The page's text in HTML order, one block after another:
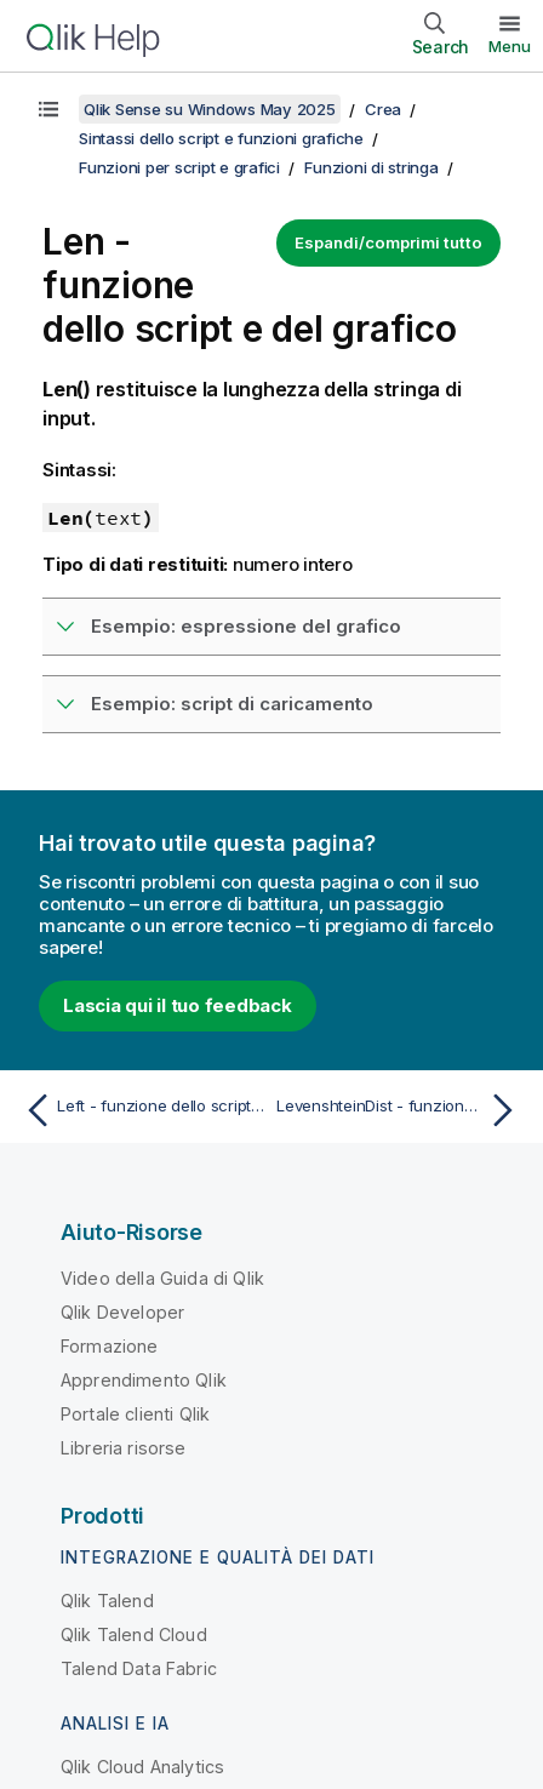
Search Menu
Qlik Sense su Windows May 2025
Crea
Sintassi dello script e funzioni grafiche
Funzioni per script e grafici
Funzioni di stringa
Espandi/comprimi tutto
Len -
funzione
dello script e del grafico
Len() restituisce la lunghezza della stringa di
input.
Sintassi:
Len(text)
Tipo di dati restituiti: numero intero
Esempio: espressione del grafico
Esempio: script di caricamento
Hai trovato utile questa pagina?
Se riscontri problemi con questa pagina o con il suo
contenuto – un errore di battitura, un passaggio
mancante o un errore tecnico – ti pregiamo di farcelo
sapere!
Lascia qui il tuo feedback
Left - funzione dello script e del grafico LevenshteinDist - funzione dello script e del grafico
Aiuto-Risorse
Video della Guida di Qlik
Qlik Developer
Formazione
Apprendimento Qlik
Portale clienti Qlik
Libreria risorse
Prodotti
INTEGRAZIONE E QUALITÀ DEI DATI
Qlik Talend
Qlik Talend Cloud
Talend Data Fabric
ANALISI E IA
Qlik Cloud Analytics